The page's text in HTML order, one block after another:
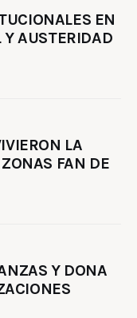
EN
AUSTERIDAD
LA
FAN DE
Y DONA